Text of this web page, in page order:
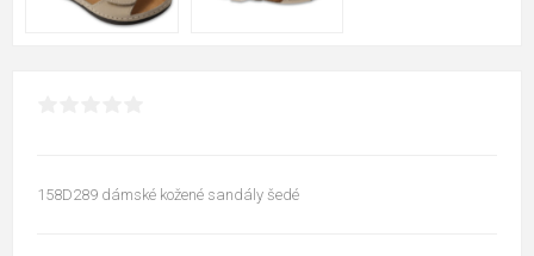
158D289 dámské kožené sandály šedé